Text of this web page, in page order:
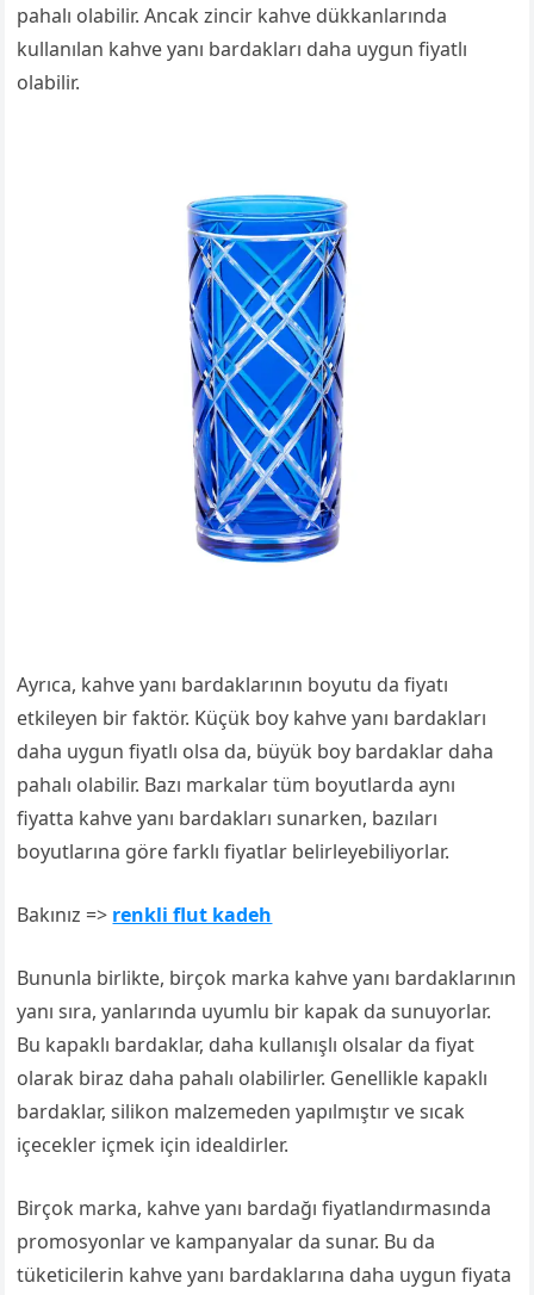
pahalı olabilir. Ancak zincir kahve dükkanlarında
kullanılan kahve yanı bardakları daha uygun fiyatlı
olabilir.
Ayrıca, kahve yanı bardaklarının boyutu da fiyatı
etkileyen bir faktör. Küçük boy kahve yanı bardakları
daha uygun fiyatlı olsa da, büyük boy bardaklar daha
pahalı olabilir. Bazı markalar tüm boyutlarda aynı
fiyatta kahve yanı bardakları sunarken, bazıları
boyutlarına göre farklı fiyatlar belirleyebiliyorlar.
Bakınız => renkli flut kadeh
Bununla birlikte, birçok marka kahve yanı bardaklarının
yanı sıra, yanlarında uyumlu bir kapak da sunuyorlar.
Bu kapaklı bardaklar, daha kullanışlı olsalar da fiyat
olarak biraz daha pahalı olabilirler. Genellikle kapaklı
bardaklar, silikon malzemeden yapılmıştır ve sıcak
içecekler içmek için idealdirler.
Birçok marka, kahve yanı bardağı fiyatlandırmasında
promosyonlar ve kampanyalar da sunar. Bu da
tüketicilerin kahve yanı bardaklarına daha uygun fiyata